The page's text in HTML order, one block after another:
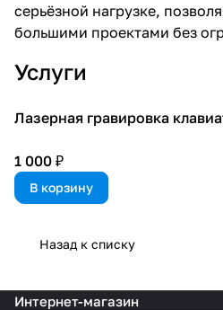
серьёзной нагрузке,
большими проектами без
Услуги
Лазерная гравировка
1 000 ₽
В корзину
Назад к списку
Интернет-магазин